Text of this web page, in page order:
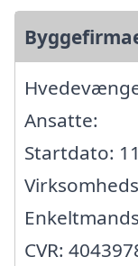
Ansatte:
Startdato:
CVR: